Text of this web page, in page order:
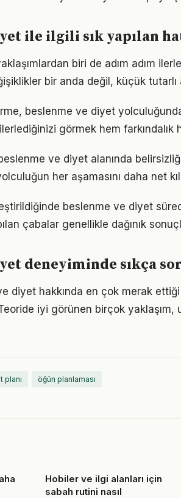
ile ilgili sık yapılan
biri de adım adım
bir anda değil, küçük tutarlı
beslenme ve diyet
görmek hem farkındalık
ve diyet alanında
her aşamasını daha net
beslenme ve diyet
çabalar genellikle dağınık
deneyiminde sıkça
diyet hakkında en çok merak
iyi görünen birçok yaklaşım,
planı öğün planlaması
Hobiler ve ilgi alanları için
sabah rutini nasıl